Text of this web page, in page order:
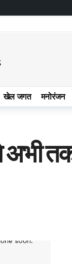
खेल जगत मनोरंजन
तक